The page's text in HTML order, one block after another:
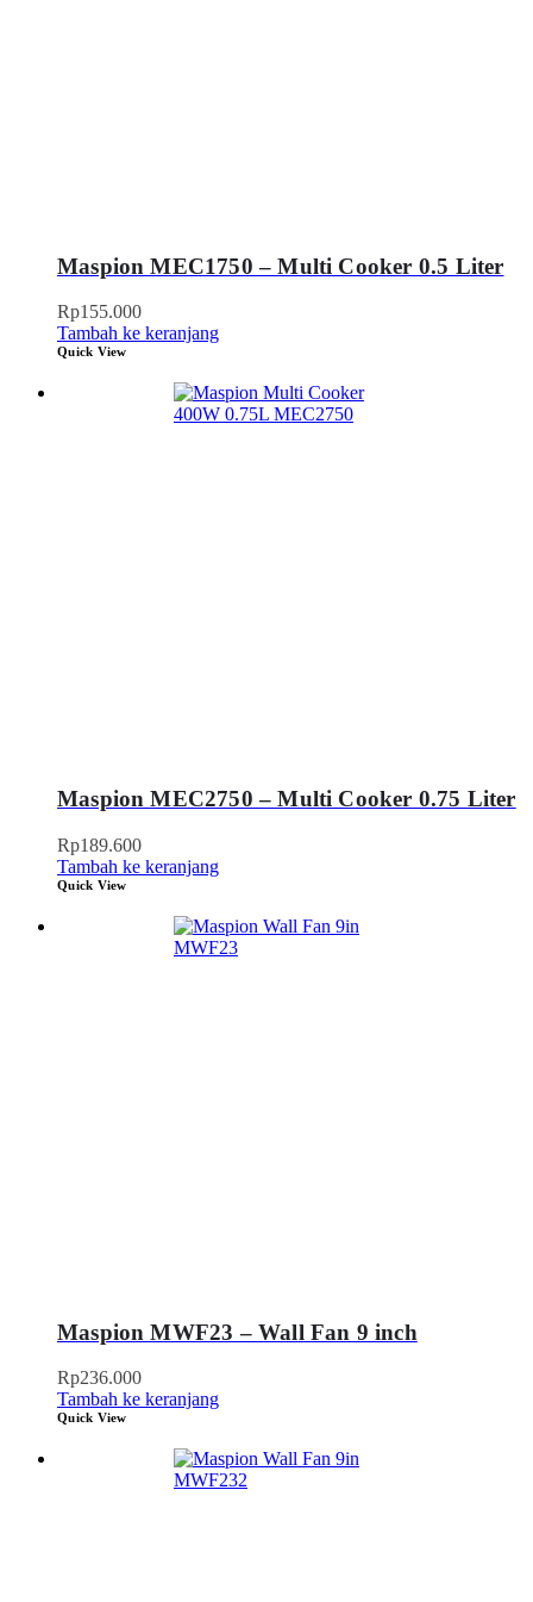
Maspion MEC1750 – Multi Cooker 0.5 Liter
Rp155.000
Tambah ke keranjang
Quick View
Maspion MEC2750 – Multi Cooker 0.75 Liter
Rp189.600
Tambah ke keranjang
Quick View
Maspion MWF23 – Wall Fan 9 inch
Rp236.000
Tambah ke keranjang
Quick View